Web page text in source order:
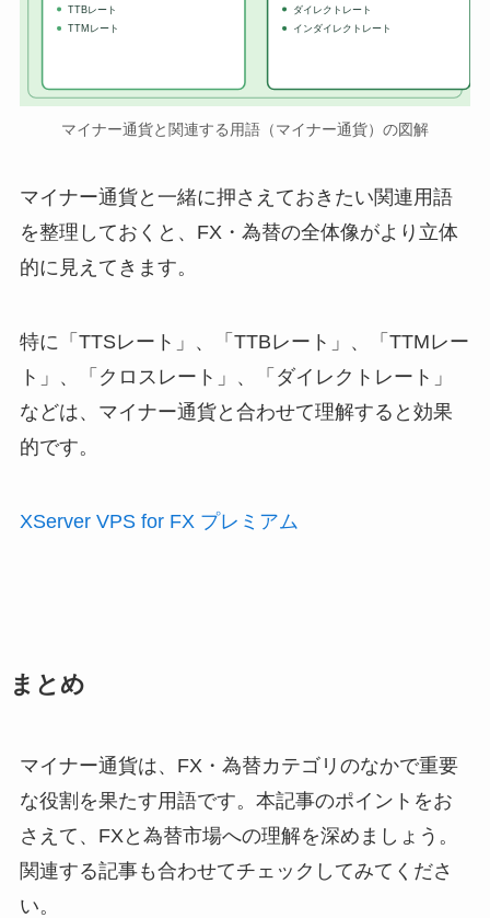
TTBレート
TTMレート
ダイレクトレート
インダイレクトレート
マイナー通貨と関連する用語（マイナー通貨）の図解
マイナー通貨と一緒に押さえておきたい関連用語
を整理しておくと、FX・為替の全体像がより立体
的に見えてきます。
特に「TTSレート」、「TTBレート」、「TTMレー
ト」、「クロスレート」、「ダイレクトレート」
などは、マイナー通貨と合わせて理解すると効果
的です。
XServer VPS for FX プレミアム
まとめ
マイナー通貨は、FX・為替カテゴリのなかで重要
な役割を果たす用語です。本記事のポイントをお
さえて、FXと為替市場への理解を深めましょう。
関連する記事も合わせてチェックしてみてくださ
い。